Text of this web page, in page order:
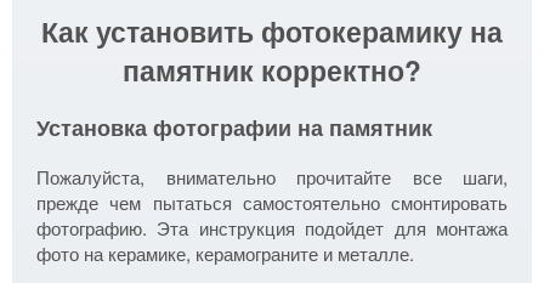
Как установить фотокерамику на
памятник корректно?
Установка фотографии на памятник
Пожалуйста, внимательно прочитайте все шаги,
прежде чем пытаться самостоятельно смонтировать
фотографию. Эта инструкция подойдет для монтажа
фото на керамике, керамограните и металле.